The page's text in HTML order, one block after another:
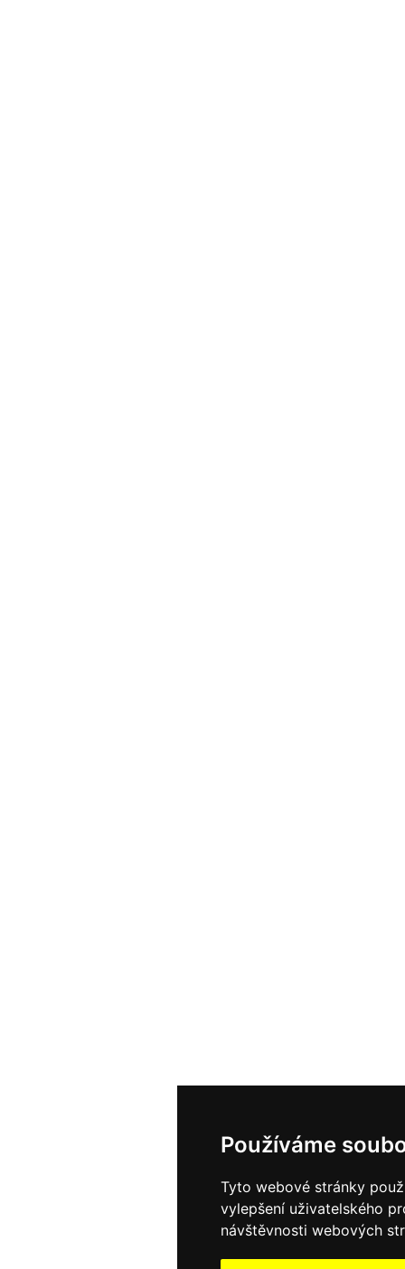
Používáme
Tyto webové stránky
vylepšení uživatelského
návštěvnosti webových